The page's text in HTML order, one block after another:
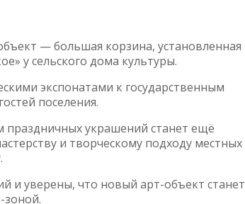
— большая корзина, установленная
у сельского дома культуры.
экспонатами к государственным
поселения.
праздничных украшений станет ещё
и творческому подходу местных
и уверены, что новый арт-объект станет
зоной.